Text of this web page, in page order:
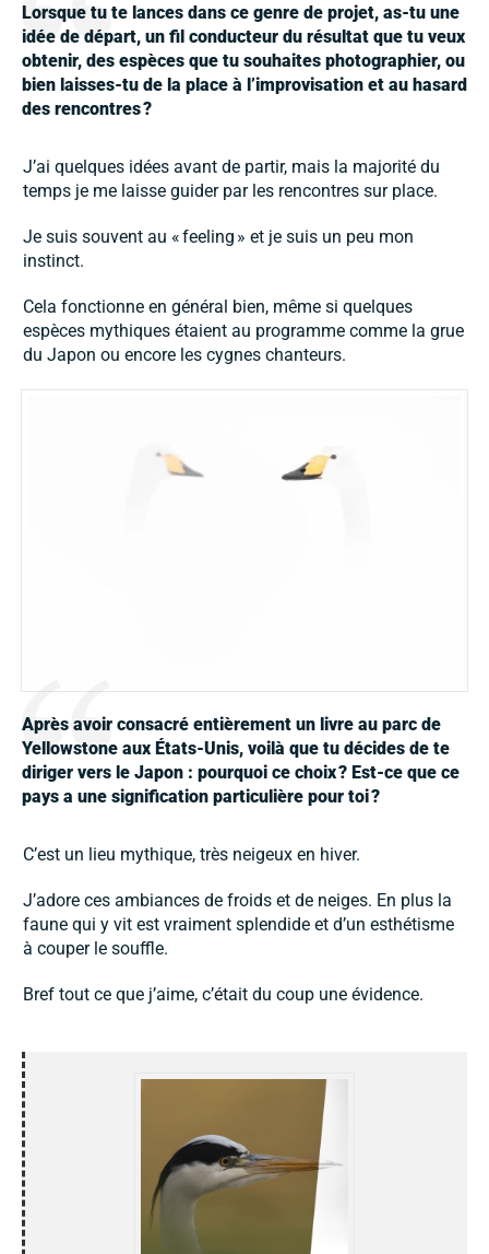
Lorsque tu te lances dans ce genre de projet, as-tu une
idée de départ, un fil conducteur du résultat que tu veux
obtenir, des espèces que tu souhaites photographier, ou
bien laisses-tu de la place à l’improvisation et au hasard
des rencontres?
J’ai quelques idées avant de partir, mais la majorité du
temps je me laisse guider par les rencontres sur place.
Je suis souvent au « feeling » et je suis un peu mon
instinct.
Cela fonctionne en général bien, même si quelques
espèces mythiques étaient au programme comme la grue
du Japon ou encore les cygnes chanteurs.
Après avoir consacré entièrement un livre au parc de
Yellowstone aux États-Unis, voilà que tu décides de te
diriger vers le Japon : pourquoi ce choix? Est-ce que ce
pays a une signification particulière pour toi?
C’est un lieu mythique, très neigeux en hiver.
J’adore ces ambiances de froids et de neiges. En plus la
faune qui y vit est vraiment splendide et d’un esthétisme
à couper le souffle.
Bref tout ce que j’aime, c’était du coup une évidence.